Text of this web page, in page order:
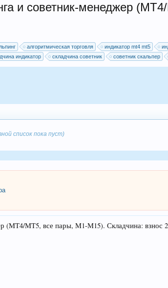
и советник-менеджер
алгоритмическая торговля индикатор mt4 mt5
индикатор складчина советник советник скальпер
список пока пуст)
(MT4/MT5, все пары, M1-M15). Складчина: взнос